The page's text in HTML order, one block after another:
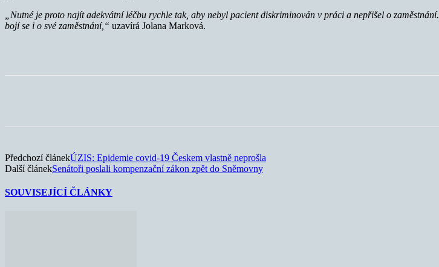
„Nutné je proto najít adekvátní léčbu rychle tak, aby nebyl pacient diskriminován v práci a nepřišel o
bojí se i o své zaměstnání,“ uzavírá Jolana Marková.
Předchozí článekÚZIS: Epidemie covid-19 Českem vlastně neprošla
Další článekSenátoři poslali kompenzační zákon zpět do Sněmovny
SOUVISEJÍCÍ ČLÁNKY